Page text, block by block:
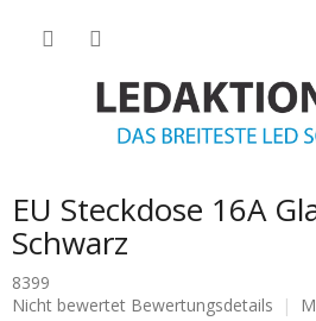
EU Steckdose 16A
Schwarz
8399
Die
Nicht bewertet Bewertungsdetails